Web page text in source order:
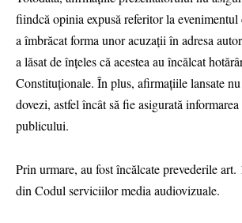
fiindcă opinia expusă referitor la evenimentul
a îmbrăcat forma unor acuzații în adresa
a lăsat de înțeles că acestea au încălcat
Constituționale. În plus, afirmațiile lansate
dovezi, astfel încât să fie asigurată
publicului.
Prin urmare, au fost încălcate prevederile
din Codul serviciilor media audiovizuale.